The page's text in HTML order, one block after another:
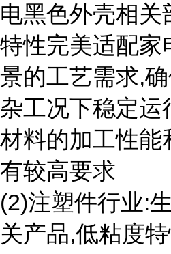
电黑色外壳相关
特性完美适配家
景的工艺需求,
杂工况下稳定运
材料的加工性能
有较高要求
(2)注塑件行业:
关产品,低粘度